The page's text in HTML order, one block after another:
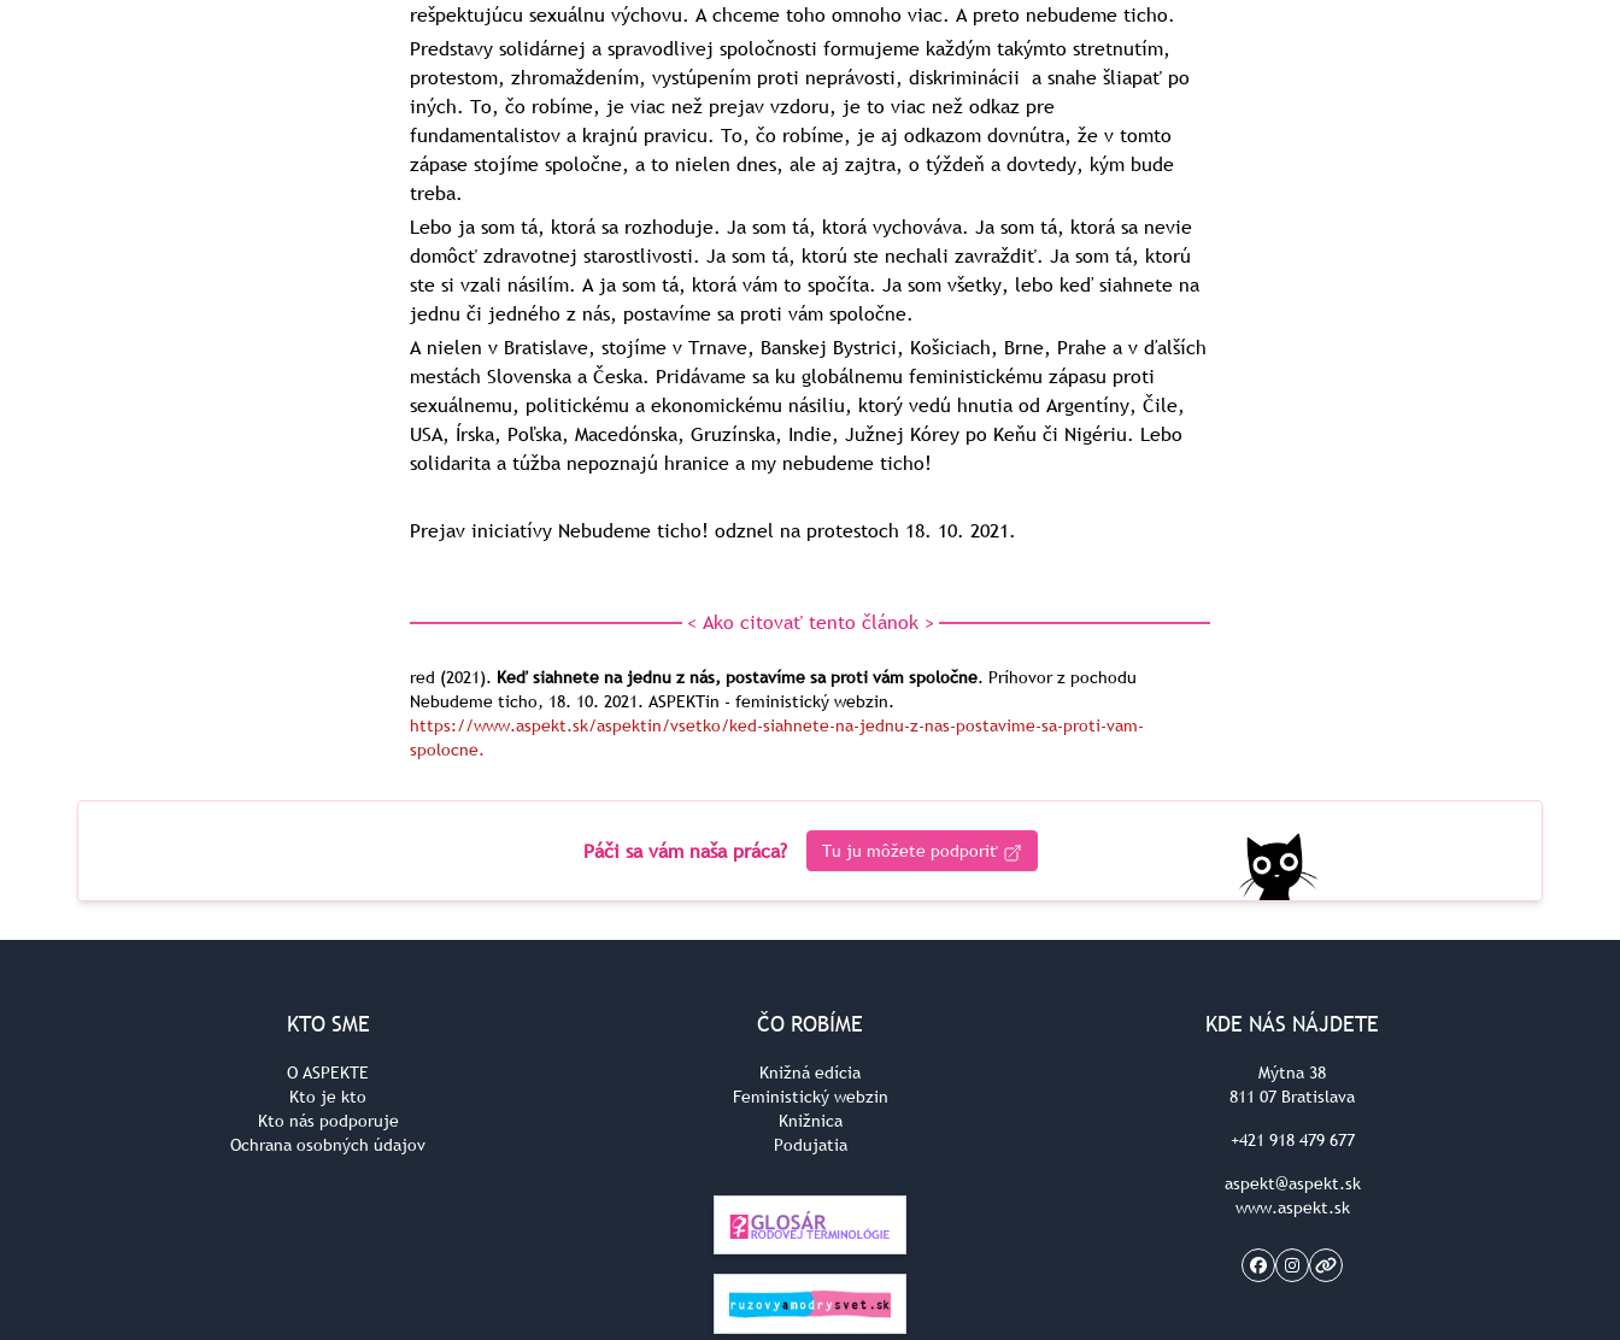
rešpektujúcu sexuálnu vý‎chovu. A chceme toho omnoho viac. A preto nebudeme ticho.
Predstavy solidárnej a spravodlivej spoločnosti formujeme každým takýmto stretnutím,
protestom, zhromaždením, vystúpením proti neprávosti, diskriminácii a snahe šliapať po
iných. To, čo robíme, je viac než prejav vzdoru, je to viac než odkaz pre
fundamentalistov a krajnú pravicu. To, čo robíme, je aj odkazom dovnútra, že v tomto
zápase stojíme spoločne, a to nielen dnes, ale aj zajtra, o týždeň a dovtedy, kým bude
treba.
Lebo ja som tá, ktorá sa rozhoduje. Ja som tá, ktorá vychováva. Ja som tá, ktorá sa nevie
domôcť zdravotnej starostlivosti. Ja som tá, ktorú ste nechali zavraždiť. Ja som tá, ktorú
ste si vzali násilím. A ja som tá, ktorá vám to spočíta. Ja som všetky, lebo keď siahnete na
jednu či jedného z nás, postavíme sa proti vám spoločne.
A nielen v Bratislave, stojíme v Trnave, Banskej Bystrici, Košiciach, Brne, Prahe a v ďalších
mestách Slovenska a Česka. Pridávame sa ku globálnemu feministickému zápasu proti
sexuálnemu, politickému a ekonomickému násiliu, ktorý vedú hnutia od Argentíny, Čile,
USA, Írska, Poľska, Macedónska, Gruzínska, Indie, Južnej Kórey po Keňu či Nigériu. Lebo
solidarita a túžba nepoznajú hranice a my nebudeme ticho!
Prejav iniciatívy Nebudeme ticho! odznel na protestoch 18. 10. 2021.
< Ako citovať tento článok >
red (2021). Keď siahnete na jednu z nás, postavíme sa proti vám spoločne. Príhovor z pochodu
Nebudeme ticho, 18. 10. 2021. ASPEKTin - feministický webzin.
https://www.aspekt.sk/aspektin/vsetko/ked-siahnete-na-jednu-z-nas-postavime-sa-proti-vam-
spolocne.
Páči sa vám naša práca? Tu ju môžete podporiť
KTO SME
O ASPEKTE
Kto je kto
Kto nás podporuje
Ochrana osobných údajov
ČO ROBÍME
Knižná edícia
Feministický webzin
Knižnica
Podujatia
KDE NÁS NÁJDETE
Mýtna 38
811 07 Bratislava
+421 918 479 677
aspekt@aspekt.sk
www.aspekt.sk